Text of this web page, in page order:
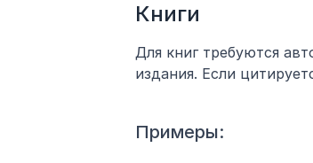
Книги
Для книг требуются
издания. Если
Примеры: